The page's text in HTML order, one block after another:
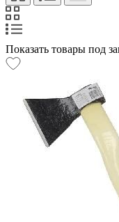
Показать товары под